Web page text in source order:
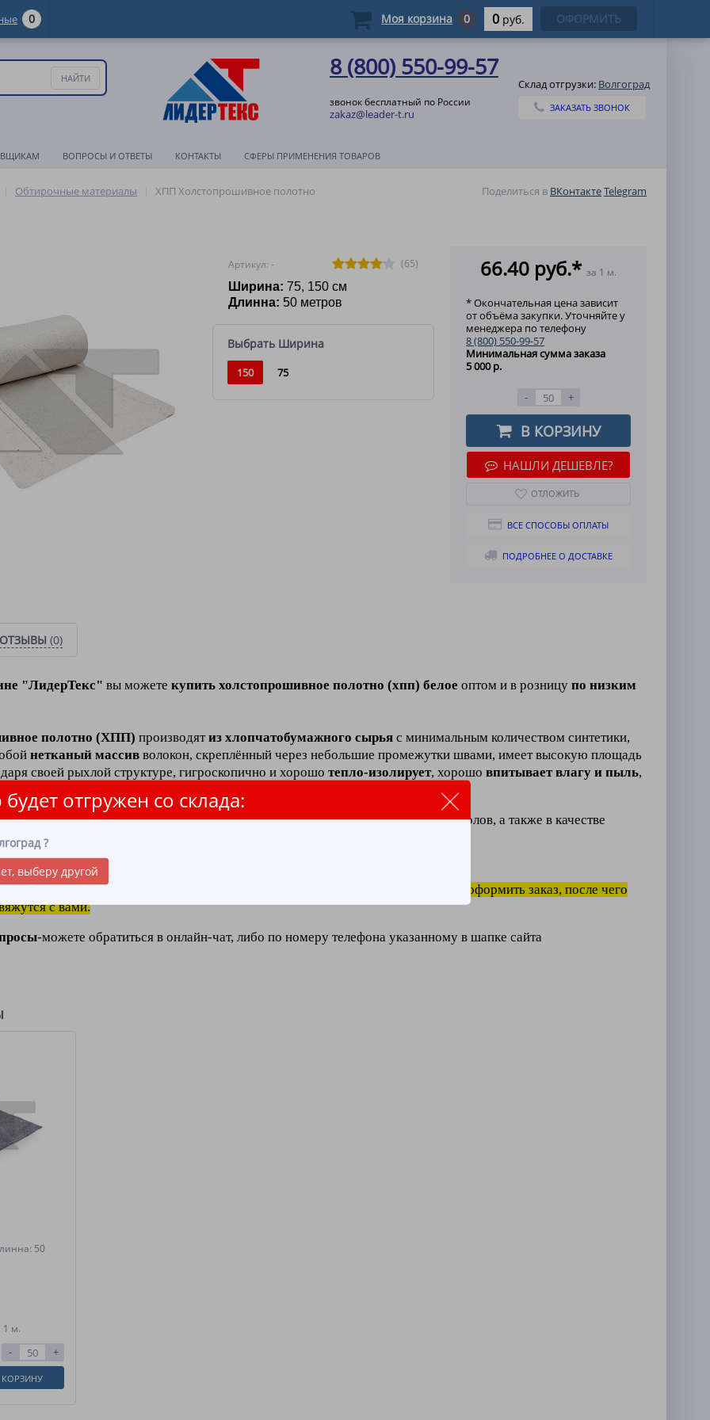
8 (800) 550-99-57
звонок бесплатный по России
zakaz@leader-t.ru
Склад отгрузки: Волгоград
отгружен со склада:
?
выберу другой
ЗАКАЗАТЬ ЗВОНОК
ВОПРОСЫ И ОТВЕТЫ КОНТАКТЫ СФЕРЫ ПРИМЕНЕНИЯ ТОВАРОВ
Обтирочные материалы ХПП Холстопрошивное полотно Поделиться в ВКонтактеTelegram
Артикул: -
(65)
Ширина: 75, 150 см
Длинна: 50 метров
Выбрать Ширина
150 75
66.40 руб.* за 1 м.
* Окончательная цена зависит
от объёма закупки. Уточняйте у
менеджера по телефону
8 (800) 550-99-57
Минимальная сумма заказа
5 000 р.
- +
В КОРЗИНУ
НАШЛИ ДЕШЕВЛЕ?
ОТЛОЖИТЬ
ВСЕ СПОСОБЫ ОПЛАТЫ
ПОДРОБНЕЕ О ДОСТАВКЕ
ОТЗЫВЫ (0)
"ЛидерТекс" вы можете купить холстопрошивное полотно (хпп) белое оптом и в розницу по низким
полотно (ХПП) производятиз хлопчатобумажного сырья с минимальным количеством синтетики,
нетканый массив волокон, скреплённый через небольшие промежутки швами, имеет высокую площадь
своей рыхлой структуре, гигроскопично и хорошо тепло-изолирует, хорошо впитывает влагу и пыль,
(ХПП) белое применяетсяв качестве материала для уборки, мытья полов, а также в качестве
цехах.
полотно (ХПП) белое, достаточно выбрать нужное количество и оформить заказ, после чего
с вами.
-можете обратиться в онлайн-чат, либо по номеру телефона указанному в шапке сайта
50
1 м.
- +
КОРЗИНУ
0 Моя корзина 0 0 руб. ОФОРМИТЬ